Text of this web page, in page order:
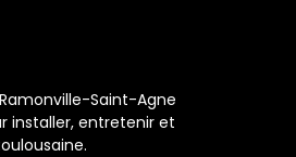
Saint-Agne
installer, entretenir et